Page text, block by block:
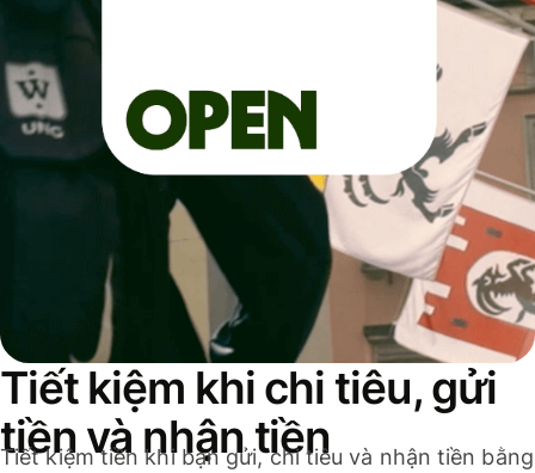
Tiết kiệm khi chi tiêu, gửi
tiền và nhận tiền
Tiết kiệm tiền khi bạn gửi, chi tiêu và nhận tiền bằng